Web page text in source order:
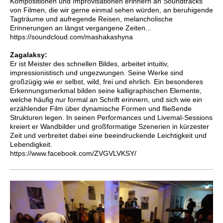
von Filmen, die wir gerne einmal sehen würden, an beruhigende
Tagträume und aufregende Reisen, melancholische
Erinnerungen an längst vergangene Zeiten...
https://soundcloud.com/mashakashyna
Zagalaksy:
Er ist Meister des schnellen Bildes, arbeitet intuitiv,
impressionistisch und ungezwungen. Seine Werke sind
großzügig wie er selbst, wild, frei und ehrlich. Ein besonderes
Erkennungsmerkmal bilden seine kalligraphischen Elemente,
welche häufig nur formal an Schrift erinnern, und sich wie ein
erzählender Film über dynamische Formen und fließende
Strukturen legen. In seinen Performances und Livemal-Sessions
kreiert er Wandbilder und großformatige Szenerien in kürzester
Zeit und verbreitet dabei eine beeindruckende Leichtigkeit und
Lebendigkeit.
https://www.facebook.com/ZVGVLVKSY/